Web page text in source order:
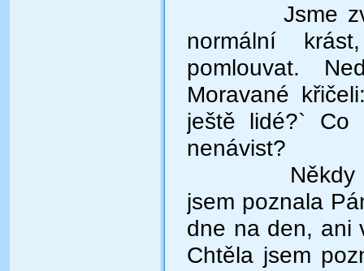
Jsme
normální
pomlouvat.
Moravané
ještě lidé?` Co
nenávist?
Někdy
jsem poznala
dne na den, ani
Chtěla jsem